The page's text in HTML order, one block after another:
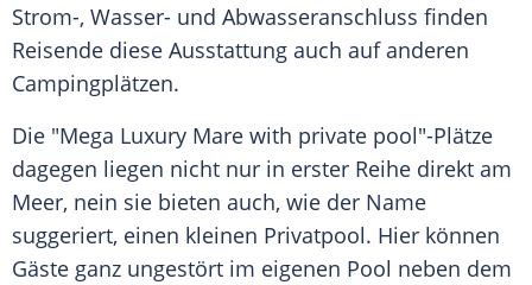
Strom-, Wasser- und Abwasseranschluss finden
Reisende diese Ausstattung auch auf anderen
Campingplätzen.
Die "Mega Luxury Mare with private pool"-Plätze
dagegen liegen nicht nur in erster Reihe direkt am
Meer, nein sie bieten auch, wie der Name
suggeriert, einen kleinen Privatpool. Hier können
Gäste ganz ungestört im eigenen Pool neben dem